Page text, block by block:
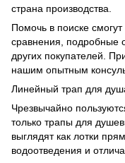
страна производства.
Помочь в поиске
сравнения, подробные
других покупателей.
нашим опытным
Линейный трап для
Чрезвычайно
только трапы для
выглядят как лотки
водоотведения и